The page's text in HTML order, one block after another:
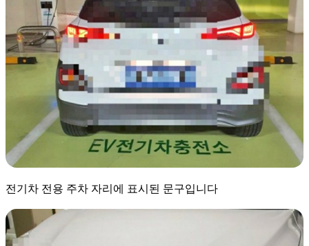
​전기차 전용 주차 자리에 표시된 문구입니다